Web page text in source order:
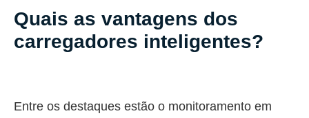
Quais as vantagens dos
carregadores inteligentes?
Entre os destaques estão o monitoramento em